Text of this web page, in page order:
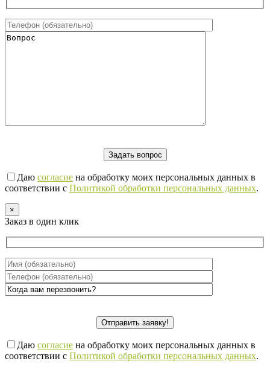
Даю согласие на обработку моих персональных данных в
соответствии с Политикой обработки персональных данных.
×
Заказ в один клик
Даю согласие на обработку моих персональных данных в
соответствии с Политикой обработки персональных данных.